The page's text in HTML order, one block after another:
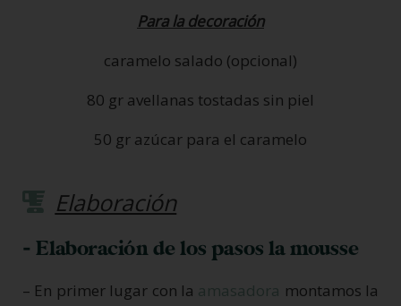
Para la decoración
caramelo salado (opcional)
80 gr avellanas tostadas sin piel
50 gr azúcar para el caramelo
Elaboración
- Elaboración de los pasos la mousse
– En primer lugar con la amasadora montamos la